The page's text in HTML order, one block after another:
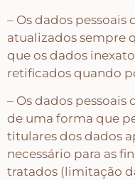
Costura e Ateliê
Country Primitivo
Cozinha – Chá –
Enfeite de Balcão
– Os dados pessoais
atualizados sempre
que os dados
retificados quando
– Os dados pessoais
de uma forma que
titulares dos dados
necessário para as
tratados (limitação